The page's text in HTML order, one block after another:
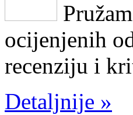
ocijenjenih
recenziju i
Detaljnije »